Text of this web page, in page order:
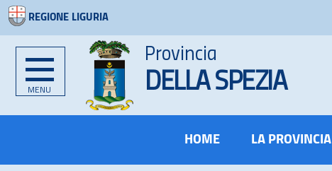
REGIONE LIGURIA
MENU
Provincia
DELLA SPEZIA
HOME LA PROVINCIA